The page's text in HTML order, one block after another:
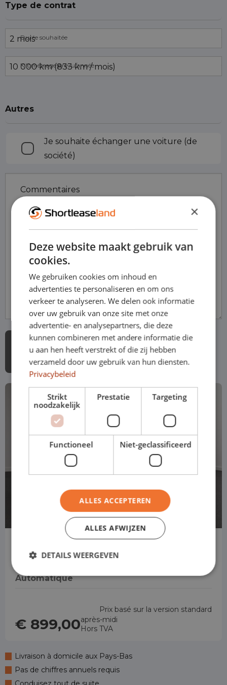
Type de contrat
Durée souhaitée
Kilométrage prévu/année
Autres
ÉchangerJe souhaite échanger une voiture (de
société)
Commentaires
Volkswagen ID.4
SUV
Automatique
Prix basé sur la version standard
€ 899,00après-midi
Hors TVA
Livraison à domicile aux Pays-Bas
Pas de chiffres annuels requis
×
Deze website maakt gebruik van
cookies.
We gebruiken cookies om inhoud en
advertenties te personaliseren en om ons
verkeer te analyseren. We delen ook informatie
over uw gebruik van onze site met onze
advertentie- en analysepartners, die deze
kunnen combineren met andere informatie die
u aan hen heeft verstrekt of die zij hebben
verzameld door uw gebruik van hun diensten.
Privacybeleid
Strikt
noodzakelijk
Prestatie Targeting
Functioneel Niet-geclassificeerd
ALLES ACCEPTEREN
ALLES AFWIJZEN
DETAILS WEERGEVEN